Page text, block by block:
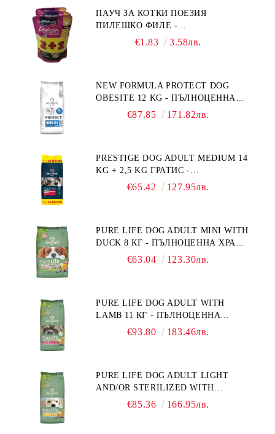
БЕЗ ЗЪРНО, БЕЗ ГЛУТЕН.
ПРОИЗВЕДЕНА ВЪВ ФРАНЦИЯ.
ПАУЧ ЗА КОТКИ ПОЕЗИЯ
ПИЛЕШКО ФИЛЕ -
ПРОМОКОМПЛЕКТ 3 БР.
€1.83 3.58лв.
NEW FORMULA PROTECT DOG
OBESITE 12 KG - ПЪЛНОЦЕННА
ДИЕТИЧНА ХРАНА ЗА КУЧЕТА
"РЕГУЛИРАНЕ НА ВНОСА НА
ГЛЮКОЗА (DIABETES MELLITUS)."
€87.85 171.82лв.
PRESTIGE DOG ADULT MEDIUM 14
KG + 2,5 KG ГРАТИС -
ПЪЛНОЦЕННА ХРАНА ЗА
€65.42 127.95лв.
PURE LIFE DOG ADULT MINI WITH
DUCK 8 КГ - ПЪЛНОЦЕННА ХРАНА
ЗА ПОРАСНАЛИ КУЧЕТА ОТ
ГЛУТЕН. ПРОИЗВЕДЕНА ВЪВ
ФРАНЦИЯ.
€63.04 123.30лв.
PURE LIFE DOG ADULT WITH
LAMB 11 КГ - ПЪЛНОЦЕННА
ХРАНА ЗА ПОРАСНАЛИ КУЧЕТА С
НАД 1 ГОДИНА. БЕЗ ЗЪРНО, БЕЗ
ГЛУТЕН. ПРОИЗВЕДЕНА ВЪВ
ФРАНЦИЯ.
€93.80 183.46лв.
PURE LIFE DOG ADULT LIGHT
AND/OR STERILIZED WITH
CHICKEN 12 КГ - ПЪЛНОЦЕННА
€85.36 166.95лв.